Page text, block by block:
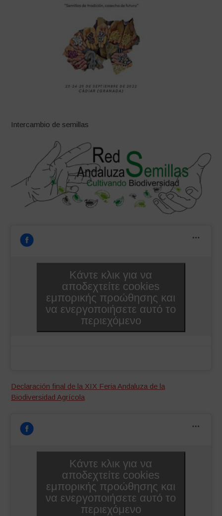
Intercambio de semillas
Κάντε κλικ για να
αποδεχτείτε cookies
εμπορικής προώθησης και
να ενεργοποιήσετε αυτό το
περιεχόμενο
Declaración final de la XIX Feria Andaluza de la
Biodiversidad Agrícola
Κάντε κλικ για να
αποδεχτείτε cookies
εμπορικής προώθησης και
να ενεργοποιήσετε αυτό το
περιεχόμενο